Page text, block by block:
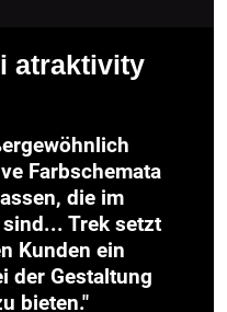
atraktivity
Farbschemata
die im
Trek setzt
Kunden ein
der Gestaltung
bieten."